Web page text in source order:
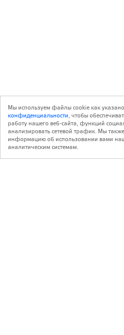
с 20 июля
Мы используем файлы cookie как
конфиденциальности, чтобы
работу нашего веб-сайта, функций
анализировать сетевой трафик. Мы
информацию об использовании вами
аналитическим системам.